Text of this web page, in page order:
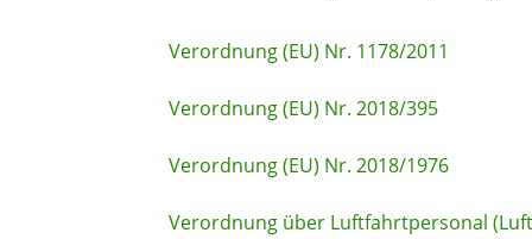
Verordnung (EU) Nr. 1178/2011
Verordnung (EU) Nr. 2018/395
Verordnung (EU) Nr. 2018/1976
Verordnung über Luftfahrtpersonal